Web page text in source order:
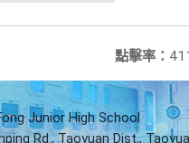
點擊率：
Junior High School
Rd., Taoyuan Dist.,